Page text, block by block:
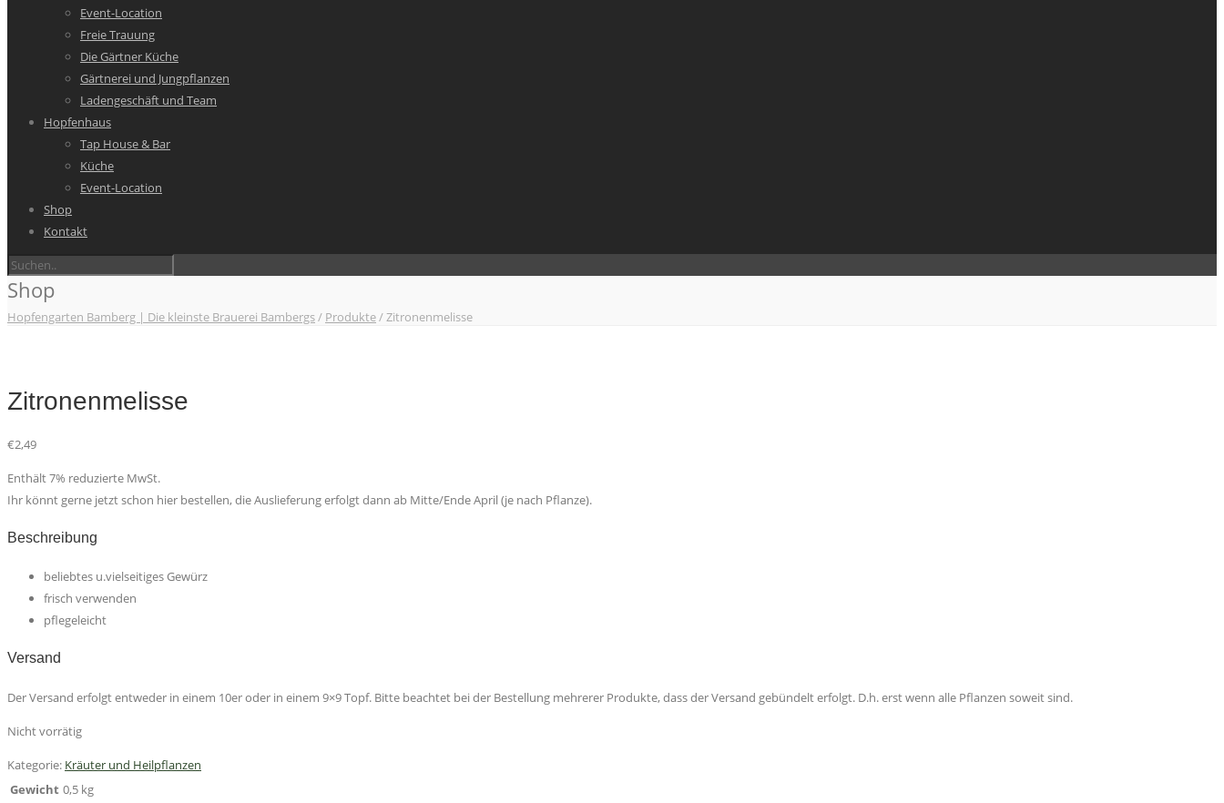
Event-Location
Freie Trauung
Die Gärtner Küche
Gärtnerei und Jungpflanzen
Ladengeschäft und Team
Hopfenhaus
Tap House & Bar
Küche
Event-Location
Shop
Kontakt
Shop
Hopfengarten Bamberg | Die kleinste Brauerei Bambergs/ Produkte/Zitronenmelisse
Zitronenmelisse
€2,49
Enthält 7% reduzierte MwSt.
Ihr könnt gerne jetzt schon hier bestellen, die Auslieferung erfolgt dann ab Mitte/Ende April (je nach Pflanze).
Beschreibung
beliebtes u.vielseitiges Gewürz
frisch verwenden
pflegeleicht
Versand
Der Versand erfolgt entweder in einem 10er oder in einem 9×9 Topf. Bitte beachtet bei der Bestellung mehrerer Produkte, dass der Versand gebündelt erfolgt. D.h. erst wenn alle Pflanzen soweit sind.
Nicht vorrätig
Kategorie: Kräuter und Heilpflanzen
Gewicht 0,5 kg